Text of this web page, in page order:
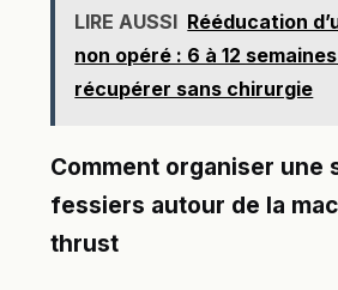
LIRE AUSSI Rééducation
non opéré : 6 à 12
récupérer sans chirurgie
Comment organiser une
fessiers autour de la
thrust